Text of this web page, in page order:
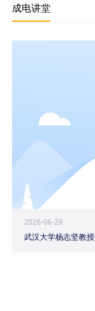
成电讲堂
2026-06-29
武汉大学杨志坚教